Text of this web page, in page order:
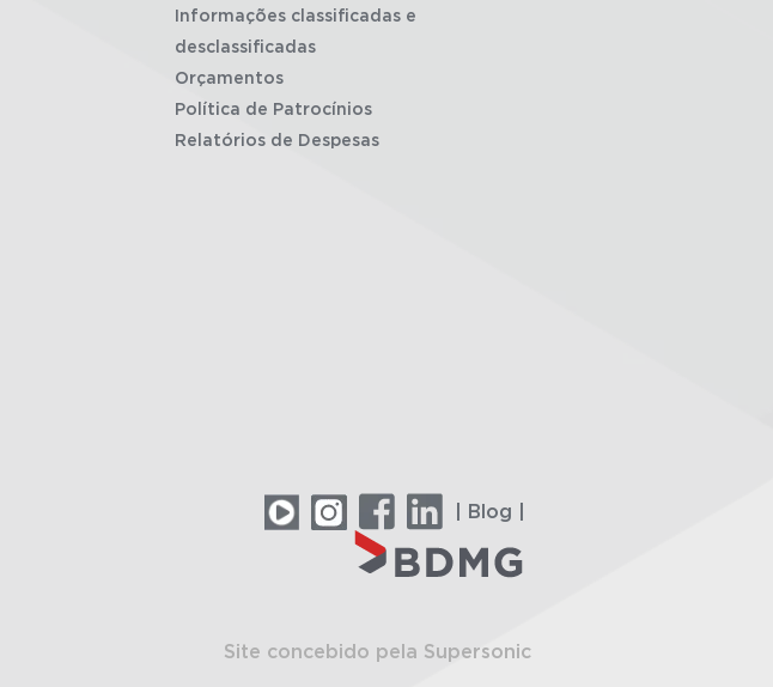
Informações classificadas e
desclassificadas
Orçamentos
Política de Patrocínios
Relatórios de Despesas
| Blog |
Site concebido pela Supersonic